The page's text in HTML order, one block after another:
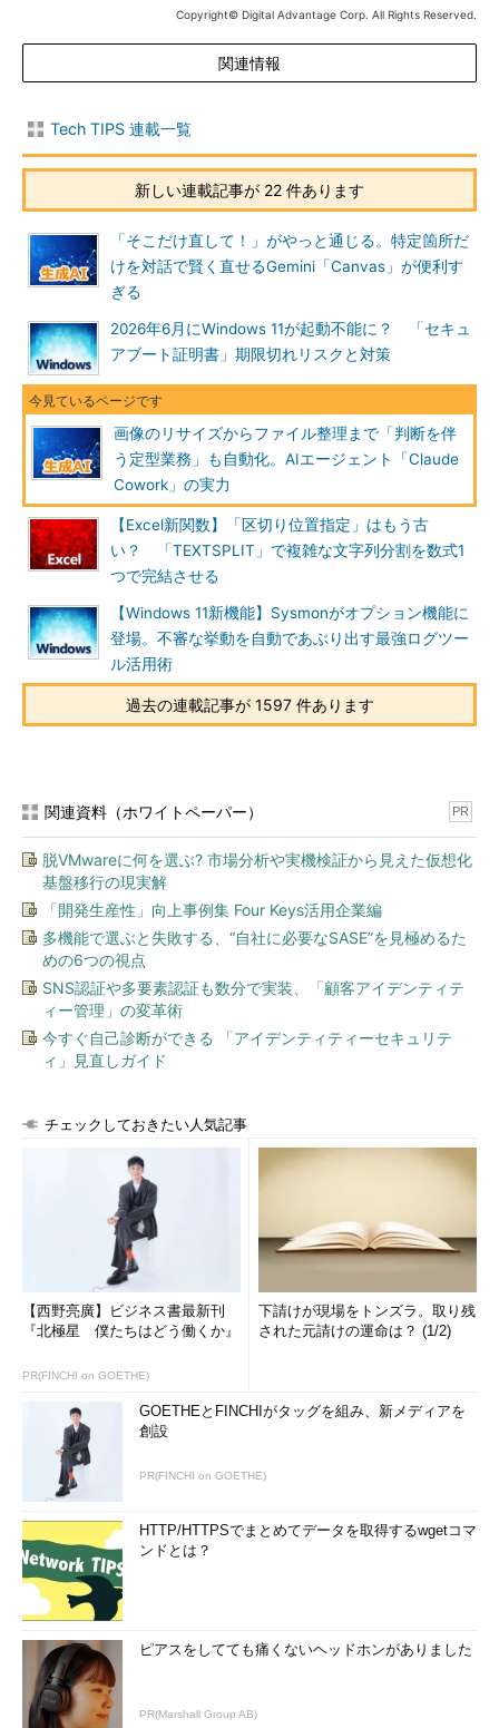
Copyright© Digital Advantage Corp. All Rights Reserved.
関連情報
Tech TIPS 連載一覧
新しい連載記事が 22 件あります
「そこだけ直して！」がやっと通じる。特定箇所だ
けを対話で賢く直せるGemini「Canvas」が便利す
ぎる
2026年6月にWindows 11が起動不能に？ 「セキュ
アブート証明書」期限切れリスクと対策
画像のリサイズからファイル整理まで「判断を伴
う定型業務」も自動化。AIエージェント「Claude
Cowork」の実力
【Excel新関数】「区切り位置指定」はもう古
い？ 「TEXTSPLIT」で複雑な文字列分割を数式1
つで完結させる
【Windows 11新機能】Sysmonがオプション機能に
登場。不審な挙動を自動であぶり出す最強ログツー
ル活用術
過去の連載記事が 1597 件あります
関連資料（ホワイトペーパー） PR
脱VMwareに何を選ぶ? 市場分析や実機検証から見えた仮想化
基盤移行の現実解
「開発生産性」向上事例集 Four Keys活用企業編
多機能で選ぶと失敗する、“自社に必要なSASE”を見極めるた
めの6つの視点
SNS認証や多要素認証も数分で実装、「顧客アイデンティテ
ィー管理」の変革術
今すぐ自己診断ができる 「アイデンティティーセキュリテ
ィ」見直しガイド
チェックしておきたい人気記事
【西野亮廣】ビジネス書最新刊
『北極星 僕たちはどう働くか』
PR(FINCHI on GOETHE)
下請けが現場をトンズラ。取り残
された元請けの運命は？ (1/2)
GOETHEとFINCHIがタッグを組み、新メディアを
創設
PR(FINCHI on GOETHE)
HTTP/HTTPSでまとめてデータを取得するwgetコマ
ンドとは？
ピアスをしてても痛くないヘッドホンがありました
PR(Marshall Group AB)